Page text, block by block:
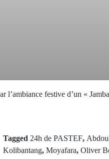
l’ambiance festive d’un «
Tagged 24h de PASTEF,
Kolibantang,Moyafara,Oliver